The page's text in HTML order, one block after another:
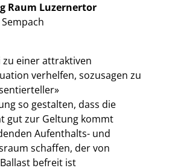
Raum Luzernertor
zu einer attraktiven
verhelfen, sozusagen zu
so gestalten, dass die
gut zur Geltung kommt
Aufenthalts- und
schaffen, der von
befreit ist